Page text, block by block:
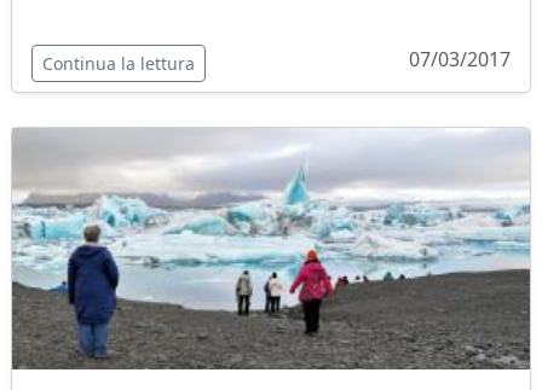
Continua la lettura 07/03/2017